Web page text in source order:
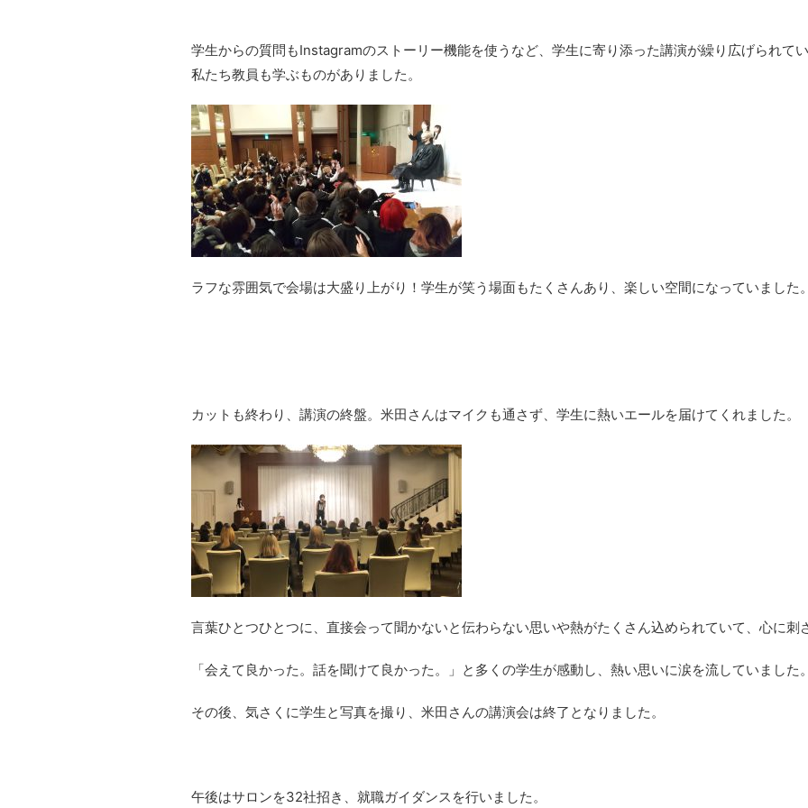
学生からの質問もInstagramのストーリー機能を使うなど、学生に寄り添った講演が繰り広げられて
私たち教員も学ぶものがありました。
ラフな雰囲気で会場は大盛り上がり！学生が笑う場面もたくさんあり、楽しい空間になっていました
カットも終わり、講演の終盤。米田さんはマイクも通さず、学生に熱いエールを届けてくれました。
言葉ひとつひとつに、直接会って聞かないと伝わらない思いや熱がたくさん込められていて、心に刺
「会えて良かった。話を聞けて良かった。」と多くの学生が感動し、熱い思いに涙を流していました
その後、気さくに学生と写真を撮り、米田さんの講演会は終了となりました。
午後はサロンを32社招き、就職ガイダンスを行いました。